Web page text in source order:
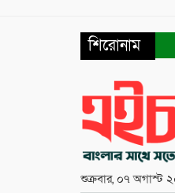
শিরোনাম
শুক্রবার, ০৭ অগাস্ট